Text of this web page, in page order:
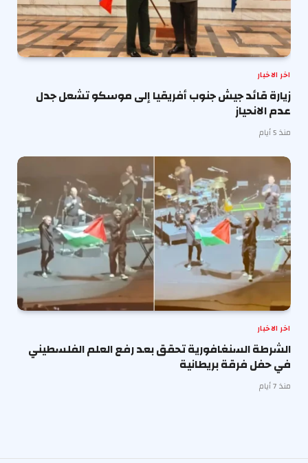
اخر الاخبار
زيارة قائد جيش جنوب أفريقيا إلى موسكو تشعل جدل
عدم الانحياز
منذ 5 أيام
اخر الاخبار
الشرطة السنغافورية تحقق بعد رفع العلم الفلسطيني
في حفل فرقة بريطانية
منذ 7 أيام